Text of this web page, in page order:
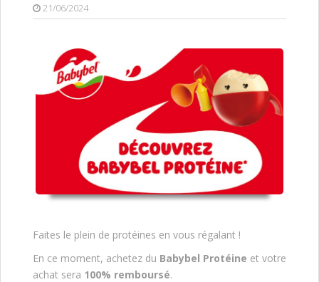
21/06/2024
Faites le plein de protéines en vous régalant !
En ce moment, achetez du Babybel Protéine et votre
achat sera 100% remboursé.